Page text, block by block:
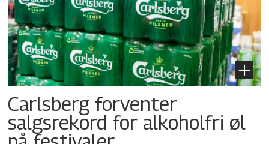
Carlsberg forventer
salgsrekord for alkoholfri øl